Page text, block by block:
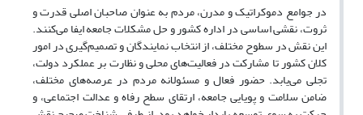
در جوامع دموکراتیک و مدرن، مردم به عنوان صاحبان اصلی قدرت و
ثروت، نقشی اساسی در اداره کشور و حل مشکلات جامعه ایفا می‌کنند.
این نقش در سطوح مختلف، از انتخاب نمایندگان و تصمیم‌گیری در امور
کلان کشور تا مشارکت در فعالیت‌های محلی و نظارت بر عملکرد دولت،
تجلی می‌یابد. حضور فعال و مسئولانه مردم در عرصه‌های مختلف،
ضامن سلامت و پویایی جامعه، ارتقای سطح رفاه و عدالت اجتماعی، و